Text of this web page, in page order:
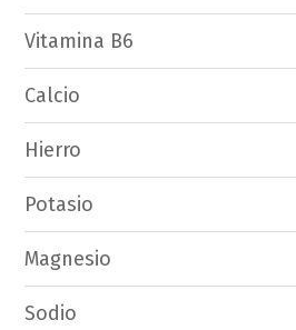
Vitamina B6
Calcio
Hierro
Potasio
Magnesio
Sodio